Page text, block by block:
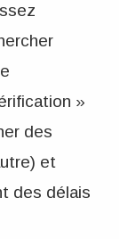
»
des
et
des délais